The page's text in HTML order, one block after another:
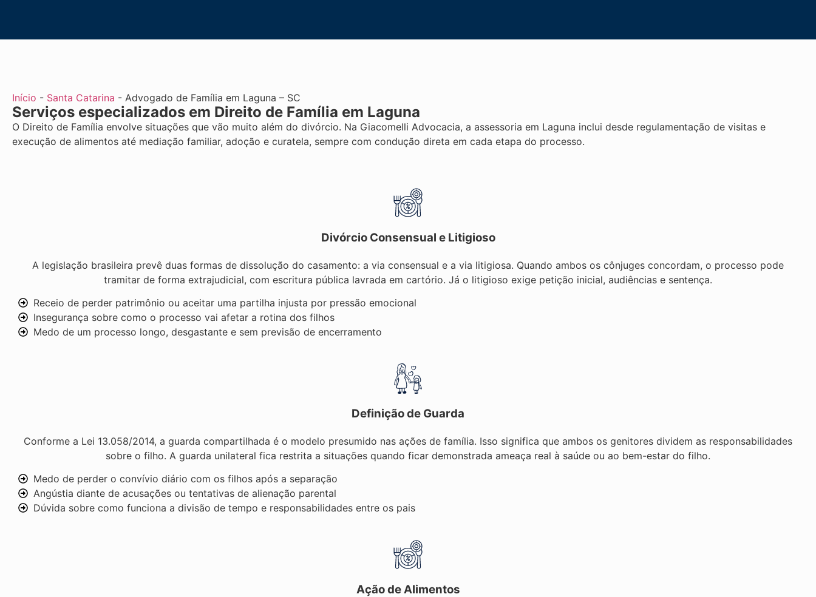
Início - Santa Catarina - Advogado de Família em Laguna – SC
Serviços especializados em Direito de Família em Laguna
O Direito de Família envolve situações que vão muito além do divórcio. Na Giacomelli Advocacia, a assessoria em Laguna inclui desde regulamentação de visitas e
execução de alimentos até mediação familiar, adoção e curatela, sempre com condução direta em cada etapa do processo.
Divórcio Consensual e Litigioso
A legislação brasileira prevê duas formas de dissolução do casamento: a via consensual e a via litigiosa. Quando ambos os cônjuges concordam, o processo pode
tramitar de forma extrajudicial, com escritura pública lavrada em cartório. Já o litigioso exige petição inicial, audiências e sentença.
Receio de perder patrimônio ou aceitar uma partilha injusta por pressão emocional
Insegurança sobre como o processo vai afetar a rotina dos filhos
Medo de um processo longo, desgastante e sem previsão de encerramento
Definição de Guarda
Conforme a Lei 13.058/2014, a guarda compartilhada é o modelo presumido nas ações de família. Isso significa que ambos os genitores dividem as responsabilidades
sobre o filho. A guarda unilateral fica restrita a situações quando ficar demonstrada ameaça real à saúde ou ao bem-estar do filho.
Medo de perder o convívio diário com os filhos após a separação
Angústia diante de acusações ou tentativas de alienação parental
Dúvida sobre como funciona a divisão de tempo e responsabilidades entre os pais
Ação de Alimentos